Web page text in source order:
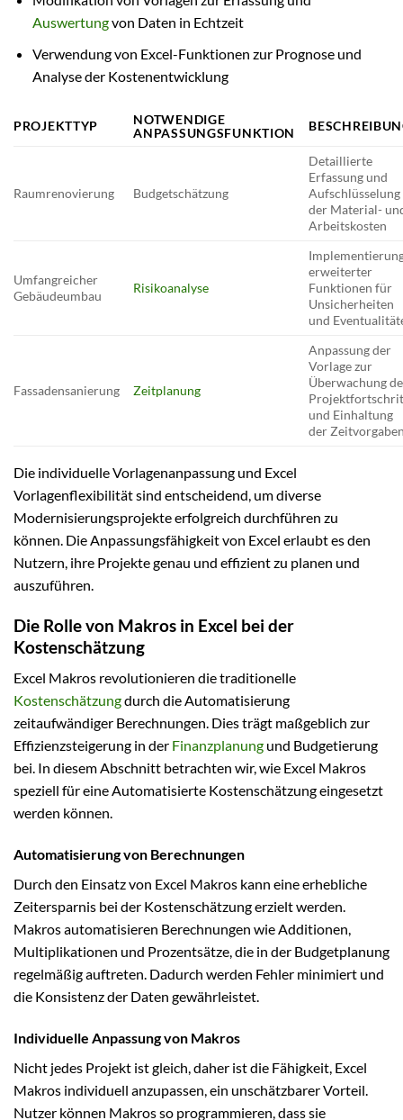
Auswertungvon Daten in Echtzeit
Verwendung von Excel-Funktionen zur Prognose und
Analyse der Kostenentwicklung
PROJEKTTYP
NOTWENDIGE
ANPASSUNGSFUNKTION
Raumrenovierung Budgetschätzung
Detaillierte
Erfassung und
Aufschlüsselung
der Material-
Arbeitskosten
Umfangreicher
Gebäudeumbau
Risikoanalyse
erweiterter
Funktionen für
Unsicherheiten
und
Fassadensanierung Zeitplanung
Anpassung der
Vorlage zur
Überwachung
und Einhaltung
der
Die individuelle Vorlagenanpassung und Excel
Vorlagenflexibilität sind entscheidend, um diverse
Modernisierungsprojekte erfolgreich durchführen zu
können. Die Anpassungsfähigkeit von Excel erlaubt es den
Nutzern, ihre Projekte genau und effizient zu planen und
auszuführen.
Die Rolle von Makros in Excel bei der
Kostenschätzung
Excel Makros revolutionieren die traditionelle
Kostenschätzungdurch die Automatisierung
zeitaufwändiger Berechnungen. Dies trägt maßgeblich zur
Effizienzsteigerung in der Finanzplanung und Budgetierung
bei. In diesem Abschnitt betrachten wir, wie Excel Makros
speziell für eine Automatisierte Kostenschätzung eingesetzt
werden können.
Automatisierung von Berechnungen
Durch den Einsatz von Excel Makros kann eine erhebliche
Zeitersparnis bei der Kostenschätzung erzielt werden.
Makros automatisieren Berechnungen wie Additionen,
Multiplikationen und Prozentsätze, die in der Budgetplanung
regelmäßig auftreten. Dadurch werden Fehler minimiert und
die Konsistenz der Daten gewährleistet.
Individuelle Anpassung von Makros
Nicht jedes Projekt ist gleich, daher ist die Fähigkeit, Excel
Makros individuell anzupassen, ein unschätzbarer Vorteil.
Nutzer können Makros so programmieren, dass sie